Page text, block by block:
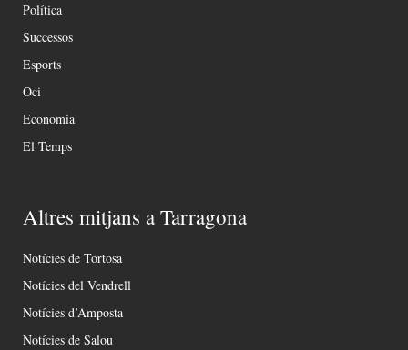
Política
Successos
Esports
Oci
Economia
El Temps
Altres mitjans a Tarragona
Notícies de Tortosa
Notícies del Vendrell
Notícies d’Amposta
Notícies de Salou